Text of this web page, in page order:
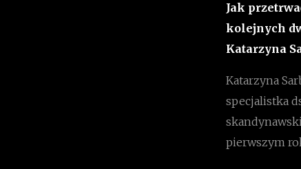
Jak
kolejnych
Katarzyna
Katarzyna
specjalistka
pierwszym